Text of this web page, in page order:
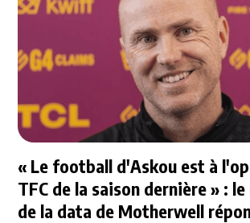
« Le football d'Askou est à
TFC de la saison dernière » :
de la data de Motherwell